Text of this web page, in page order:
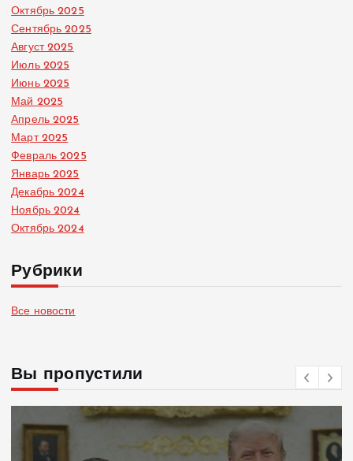
Октябрь 2025
Сентябрь 2025
Август 2025
Июль 2025
Июнь 2025
Май 2025
Апрель 2025
Март 2025
Февраль 2025
Январь 2025
Декабрь 2024
Ноябрь 2024
Октябрь 2024
Рубрики
Все новости
Вы пропустили